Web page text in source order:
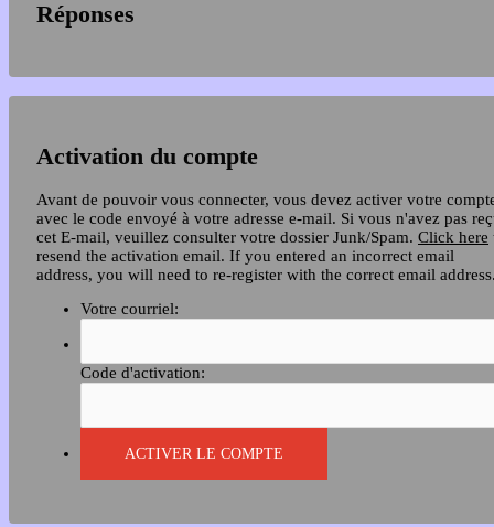
Réponses
Activation du compte
Avant de pouvoir vous connecter, vous devez activer votre
avec le code envoyé à votre adresse e-mail. Si vous n'avez pas
cet E-mail, veuillez consulter votre dossier Junk/Spam. Click here
resend the activation email. If you entered an incorrect email
address, you will need to re-register with the correct email
Votre courriel:
Code d'activation: